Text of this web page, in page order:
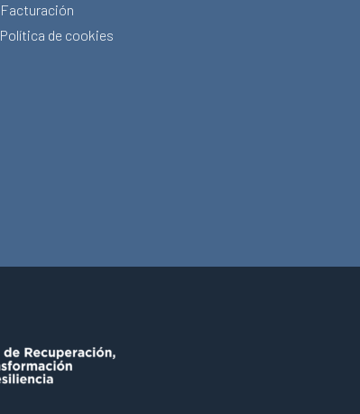
Facturación
Política de cookies